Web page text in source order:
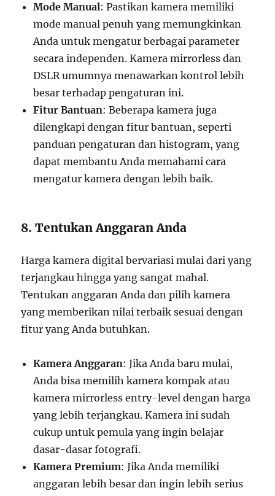
Mode Manual: Pastikan kamera memiliki
mode manual penuh yang memungkinkan
Anda untuk mengatur berbagai parameter
secara independen. Kamera mirrorless dan
DSLR umumnya menawarkan kontrol lebih
besar terhadap pengaturan ini.
Fitur Bantuan: Beberapa kamera juga
dilengkapi dengan fitur bantuan, seperti
panduan pengaturan dan histogram, yang
dapat membantu Anda memahami cara
mengatur kamera dengan lebih baik.
8. Tentukan Anggaran Anda
Harga kamera digital bervariasi mulai dari yang
terjangkau hingga yang sangat mahal.
Tentukan anggaran Anda dan pilih kamera
yang memberikan nilai terbaik sesuai dengan
fitur yang Anda butuhkan.
Kamera Anggaran: Jika Anda baru mulai,
Anda bisa memilih kamera kompak atau
kamera mirrorless entry-level dengan harga
yang lebih terjangkau. Kamera ini sudah
cukup untuk pemula yang ingin belajar
dasar-dasar fotografi.
Kamera Premium: Jika Anda memiliki
anggaran lebih besar dan ingin lebih serius